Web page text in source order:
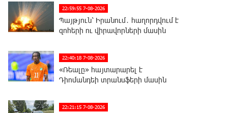
22:59:55 7-08-2026
Պայթյուն՝ Իրանում․ հաղորդվում է
զոհերի ու վիրավորների մասին
22:40:18 7-08-2026
«Ռեալը» հայտարարել է
Դիոմանդեի տրանսֆերի մասին
22:21:15 7-08-2026